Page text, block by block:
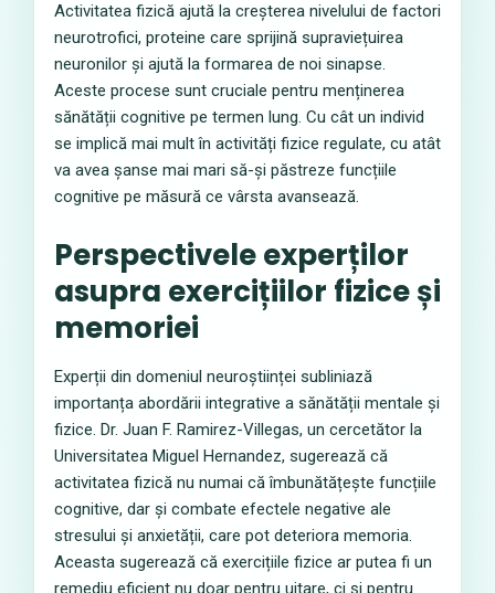
Activitatea fizică ajută la creșterea nivelului de factori
neurotrofici, proteine care sprijină supraviețuirea
neuronilor și ajută la formarea de noi sinapse.
Aceste procese sunt cruciale pentru menținerea
sănătății cognitive pe termen lung. Cu cât un individ
se implică mai mult în activități fizice regulate, cu atât
va avea șanse mai mari să-și păstreze funcțiile
cognitive pe măsură ce vârsta avansează.
Perspectivele experților
asupra exercițiilor fizice și
memoriei
Experții din domeniul neuroștiinței subliniază
importanța abordării integrative a sănătății mentale și
fizice. Dr. Juan F. Ramirez-Villegas, un cercetător la
Universitatea Miguel Hernandez, sugerează că
activitatea fizică nu numai că îmbunătățește funcțiile
cognitive, dar și combate efectele negative ale
stresului și anxietății, care pot deteriora memoria.
Aceasta sugerează că exercițiile fizice ar putea fi un
remediu eficient nu doar pentru uitare, ci și pentru